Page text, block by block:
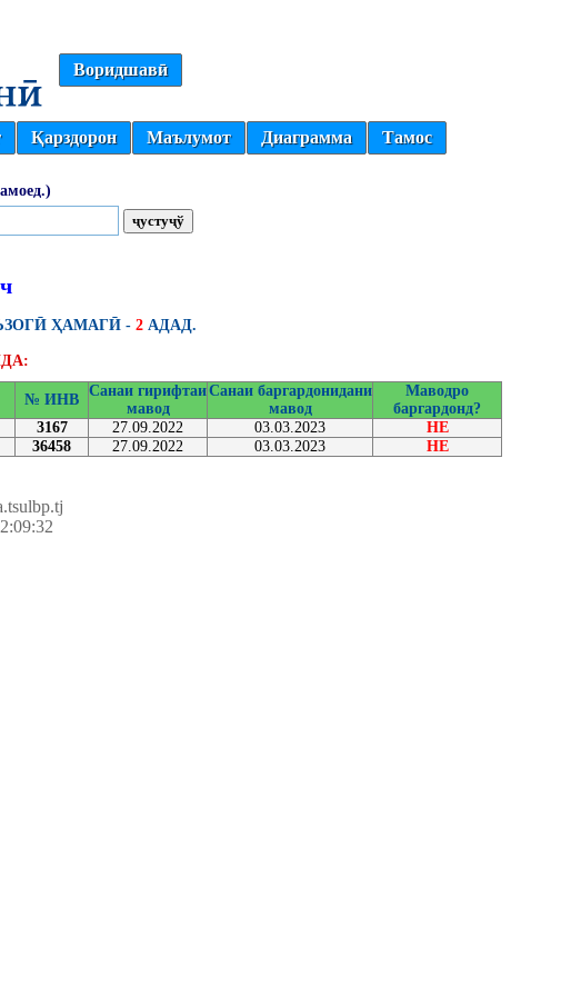
Воридшавӣ
Қарздорон Маълумот Диаграмма Тамос
ҲАМАГӢ - 2АДАД.
№ ИНВ
Санаи гирифтаи
мавод
Санаи баргардонидани
мавод
Маводро
баргардонд?
3167 27.09.2022 03.03.2023
НЕ
36458 27.09.2022 03.03.2023 НЕ